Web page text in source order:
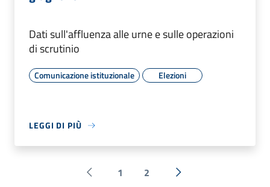
Dati sull'affluenza alle urne e sulle operazioni
di scrutinio
Comunicazione istituzionale Elezioni
LEGGI DI PIÙ
Pagina precedente
1 2 Successiva »